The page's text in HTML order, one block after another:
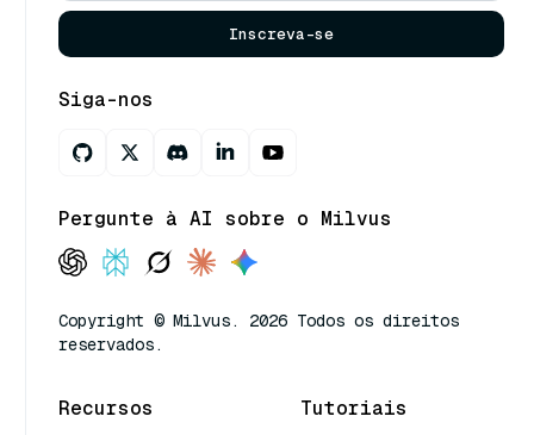
Inscreva-se
Siga-nos
Pergunte à AI sobre o Milvus
Copyright © Milvus. 2026 Todos os direitos
reservados.
Recursos Tutoriais